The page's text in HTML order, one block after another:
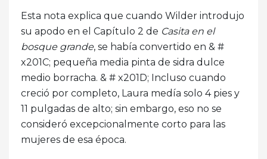
Esta nota explica que cuando Wilder introdujo
su apodo en el Capítulo 2 de Casita en el
bosque grande, se había convertido en & #
x201C; pequeña media pinta de sidra dulce
medio borracha. & # x201D; Incluso cuando
creció por completo, Laura medía solo 4 pies y
11 pulgadas de alto; sin embargo, eso no se
consideró excepcionalmente corto para las
mujeres de esa época.